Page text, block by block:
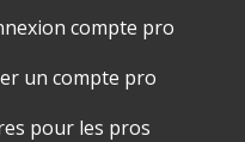
compte pro
un compte pro
pour les pros